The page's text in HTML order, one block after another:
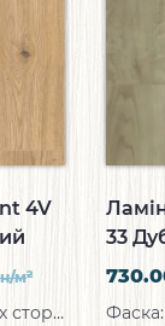
4V
м2
Фаска: V-образна з чотирьох сторін
33